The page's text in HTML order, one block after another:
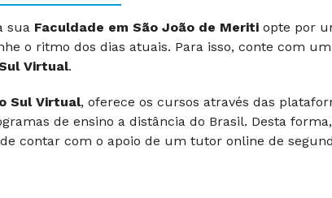
sua Faculdade em São João de Meriti opte por
o ritmo dos dias atuais. Para isso, conte com
Virtual.
Sul Virtual, oferece os cursos através das
de ensino a distância do Brasil. Desta
contar com o apoio de um tutor online de